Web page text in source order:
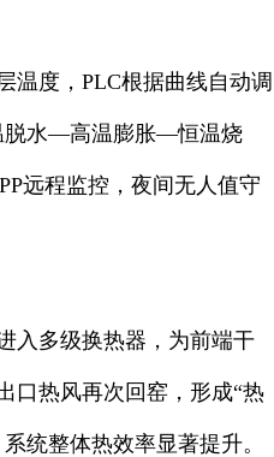
温度，PLC根据曲线自动调
脱水—高温膨胀—恒温烧
远程监控，夜间无人值守
入多级换热器，为前端干
口热风再次回窑，形成“热
统整体热效率显著提升。